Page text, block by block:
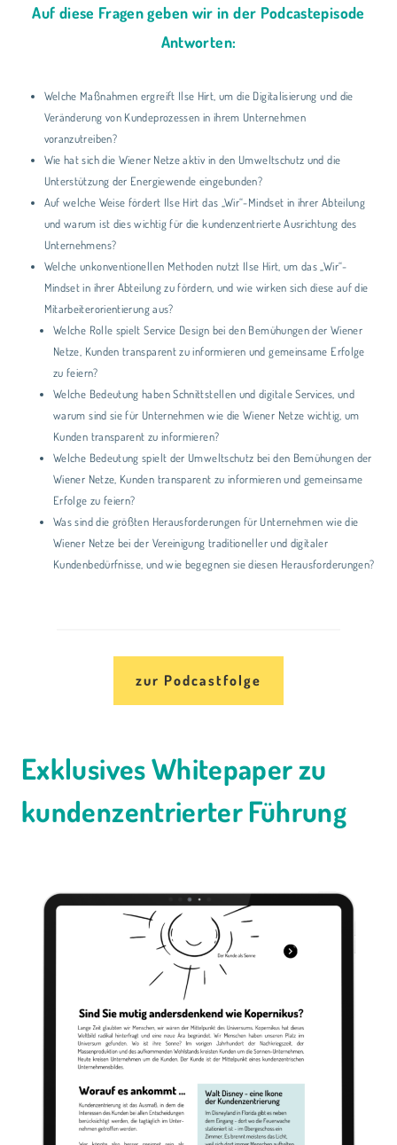
Auf diese Fragen geben wir in der Podcastepisode
Antworten:
Welche Maßnahmen ergreift Ilse Hirt, um die Digitalisierung und die
Veränderung von Kundeprozessen in ihrem Unternehmen
voranzutreiben?
Wie hat sich die Wiener Netze aktiv in den Umweltschutz und die
Unterstützung der Energiewende eingebunden?
Auf welche Weise fördert Ilse Hirt das „Wir“-Mindset in ihrer Abteilung
und warum ist dies wichtig für die kundenzentrierte Ausrichtung des
Unternehmens?
Welche unkonventionellen Methoden nutzt Ilse Hirt, um das „Wir“-
Mindset in ihrer Abteilung zu fördern, und wie wirken sich diese auf die
Mitarbeiterorientierung aus?
Welche Rolle spielt Service Design bei den Bemühungen der Wiener
Netze, Kunden transparent zu informieren und gemeinsame Erfolge
zu feiern?
Welche Bedeutung haben Schnittstellen und digitale Services, und
warum sind sie für Unternehmen wie die Wiener Netze wichtig, um
Kunden transparent zu informieren?
Welche Bedeutung spielt der Umweltschutz bei den Bemühungen der
Wiener Netze, Kunden transparent zu informieren und gemeinsame
Erfolge zu feiern?
Was sind die größten Herausforderungen für Unternehmen wie die
Wiener Netze bei der Vereinigung traditioneller und digitaler
Kundenbedürfnisse, und wie begegnen sie diesen Herausforderungen?
zur Podcastfolge
Exklusives Whitepaper zu
kundenzentrierter Führung